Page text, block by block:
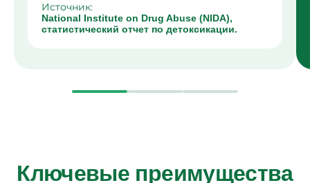
Источник:
National Institute on Drug Abuse (NIDA),
статистический отчет по детоксикации.
Ключевые преимущества